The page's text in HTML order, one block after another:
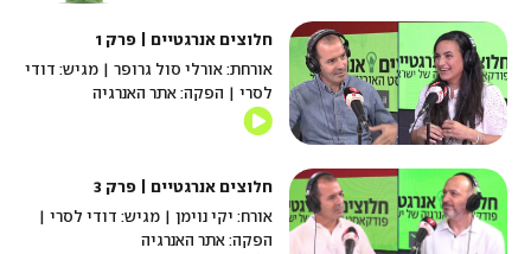
חלוצים אנרגטיים | פרק 1
אורחת: אורלי סול גרופר | מגיש: דודי
לסרי | הפקה: אתר האנרגיה
חלוצים אנרגטיים | פרק 3
אורח: יקי נוימן | מגיש: דודי לסרי |
הפקה: אתר האנרגיה